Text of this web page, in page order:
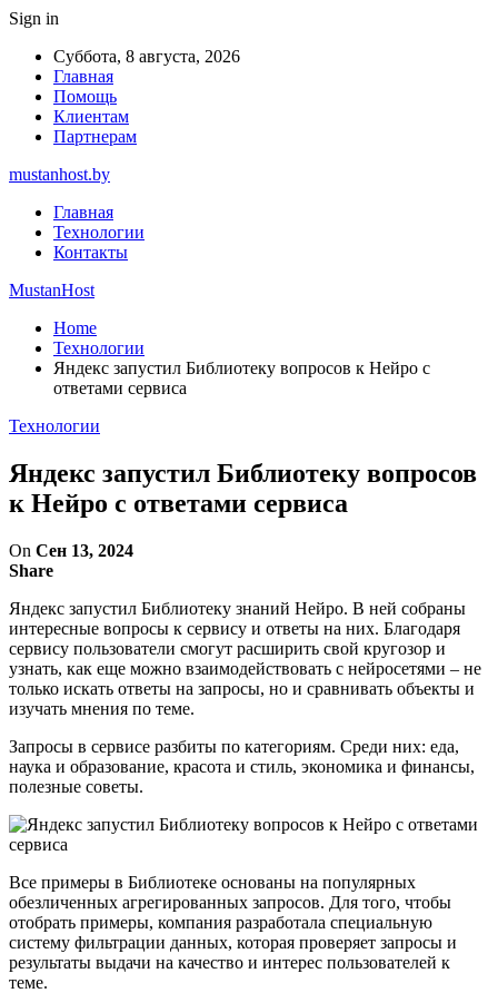
Sign in
Суббота, 8 августа, 2026
Главная
Помощь
Клиентам
Партнерам
mustanhost.by
Главная
Технологии
Контакты
MustanHost
Home
Технологии
Яндекс запустил Библиотеку вопросов к Нейро с
ответами сервиса
Технологии
Яндекс запустил Библиотеку вопросов
к Нейро с ответами сервиса
On Сен 13, 2024
Share
Яндекс запустил Библиотеку знаний Нейро. В ней собраны
интересные вопросы к сервису и ответы на них. Благодаря
сервису пользователи смогут расширить свой кругозор и
узнать, как еще можно взаимодействовать с нейросетями – не
только искать ответы на запросы, но и сравнивать объекты и
изучать мнения по теме.
Запросы в сервисе разбиты по категориям. Среди них: еда,
наука и образование, красота и стиль, экономика и финансы,
полезные советы.
Все примеры в Библиотеке основаны на популярных
обезличенных агрегированных запросов. Для того, чтобы
отобрать примеры, компания разработала специальную
систему фильтрации данных, которая проверяет запросы и
результаты выдачи на качество и интерес пользователей к
теме.